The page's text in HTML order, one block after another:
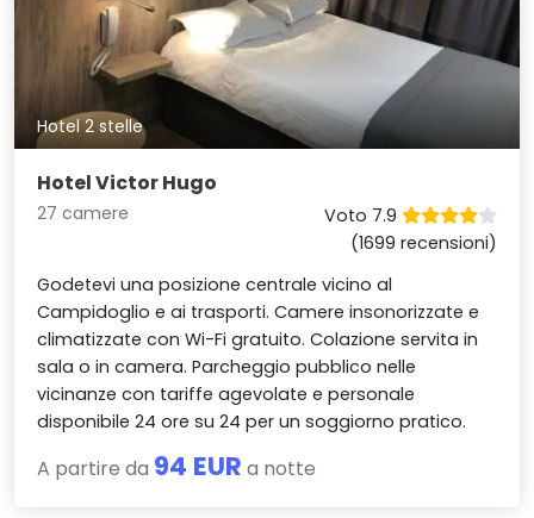
Hotel 2 stelle
Hotel Victor Hugo
27 camere
Voto 7.9
(1699 recensioni)
Godetevi una posizione centrale vicino al
Campidoglio e ai trasporti. Camere insonorizzate e
climatizzate con Wi-Fi gratuito. Colazione servita in
sala o in camera. Parcheggio pubblico nelle
vicinanze con tariffe agevolate e personale
disponibile 24 ore su 24 per un soggiorno pratico.
A partire da 94 EUR a notte